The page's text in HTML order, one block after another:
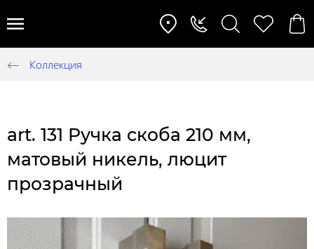
Коллекция
art. 131 Ручка скоба 210 мм,
матовый никель, люцит
прозрачный